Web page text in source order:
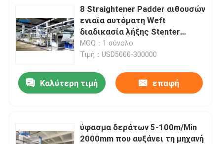
8 Straightener Padder αιθουσών
ενιαία αυτόματη Weft
διαδικασία λήξης Stenter
μηχανών
MOQ：1 σύνολο
Τιμή：USD5000-300000
Καλύτερη τιμή επαφή
ύφασμα δεράτων 5-100m/Min
2000mm που αυξάνει τη μηχανή